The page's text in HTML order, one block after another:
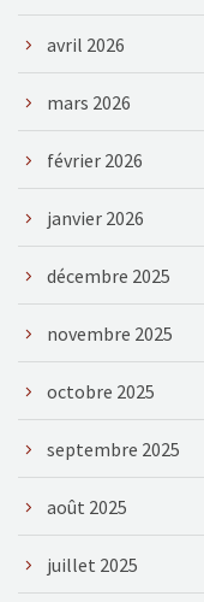
avril 2026
mars 2026
février 2026
janvier 2026
décembre 2025
novembre 2025
octobre 2025
septembre 2025
août 2025
juillet 2025